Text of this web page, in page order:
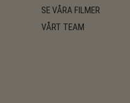
SE VÅRA FILMER
VÅRT TEAM